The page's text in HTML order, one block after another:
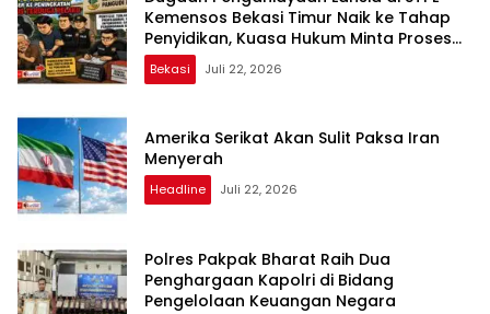
Kemensos Bekasi Timur Naik ke Tahap
Penyidikan, Kuasa Hukum Minta Proses
Transparan dan Bebas Intervensi
Bekasi Juli 22, 2026
Amerika Serikat Akan Sulit Paksa Iran
Menyerah
Headline Juli 22, 2026
Polres Pakpak Bharat Raih Dua
Penghargaan Kapolri di Bidang
Pengelolaan Keuangan Negara